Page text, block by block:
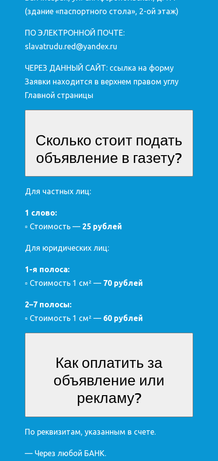
(здание «паспортного стола», 2-ой этаж)
ПО ЭЛЕКТРОННОЙ ПОЧТЕ:
slavatrudu.red@yandex.ru
ЧЕРЕЗ ДАННЫЙ САЙТ: ссылка на форму
Заявки находится в верхнем правом углу
Главной страницы
Сколько стоит подать
объявление в газету?
Для частных лиц:
1 слово:
▫ Стоимость — 25 рублей
Для юридических лиц:
1-я полоса:
▫ Стоимость 1 см² — 70 рублей
2–7 полосы:
▫ Стоимость 1 см² — 60 рублей
Как оплатить за
объявление или
рекламу?
По реквизитам, указанным в счете.
— Через любой БАНК.